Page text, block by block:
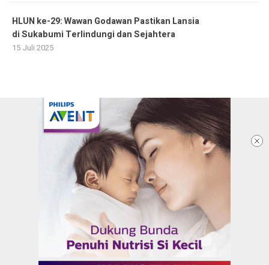
HLUN ke-29: Wawan Godawan Pastikan Lansia
di Sukabumi Terlindungi dan Sejahtera
15 Juli 2025
Ketentuan dan Kebijakan Privacy Panduan Komunitas
Pedoman Media Siber Redaksi Info Iklan Karir Kontak Kami
Copyright @2026 KARANGTARUNANEWS.COM |
BERITA DALAM GENGGAMAN ANAK MUDA